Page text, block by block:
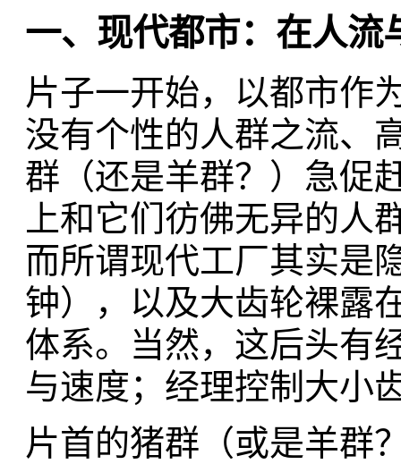
一、现代都市：在人流
片子一开始，以都市作
没有个性的人群之流、
群（还是羊群？）急促
上和它们彷佛无异的人
而所谓现代工厂其实是
钟），以及大齿轮裸露
体系。当然，这后头有
与速度；经理控制大小
片首的猪群（或是羊群